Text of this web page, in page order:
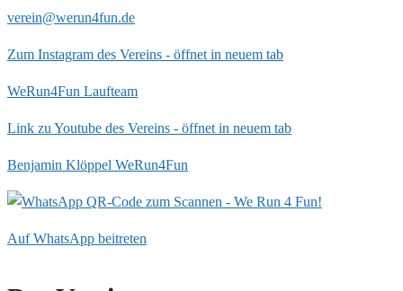
verein@werun4fun.de
Zum Instagram des Vereins - öffnet in neuem tab
WeRun4Fun Laufteam
Link zu Youtube des Vereins - öffnet in neuem tab
Benjamin Klöppel WeRun4Fun
Auf WhatsApp beitreten